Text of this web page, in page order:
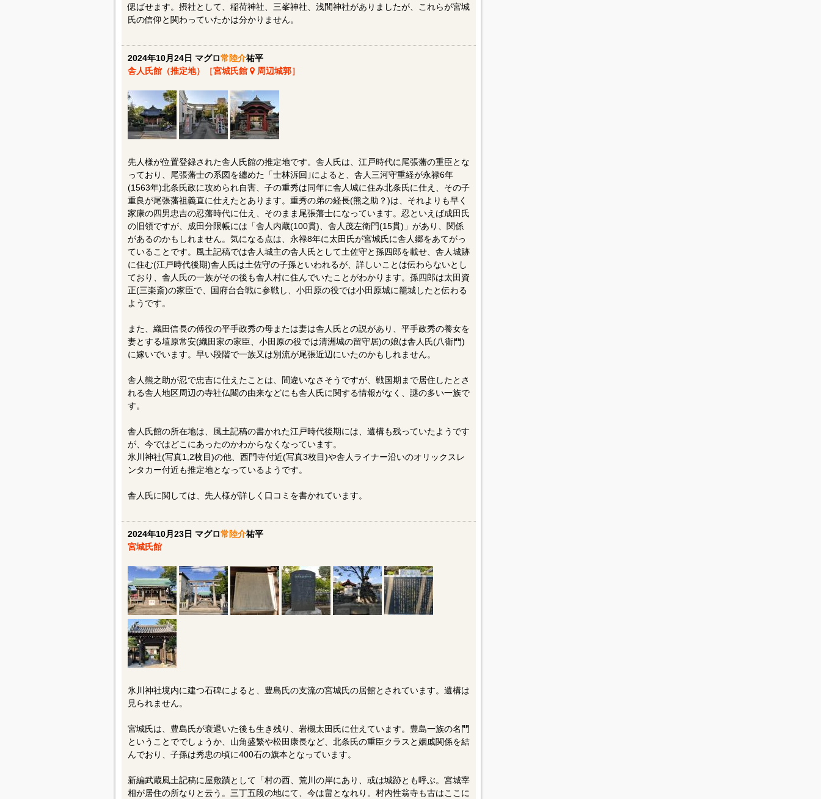
偲ばせます。摂社として、稲荷神社、三峯神社、浅間神社がありましたが、これらが宮城
氏の信仰と関わっていたかは分かりません。
2024年10月24日 マグロ常陸介祐平
舎人氏館（推定地）［宮城氏館
周辺城郭］
先人様が位置登録された舎人氏館の推定地です。舎人氏は、江戸時代に尾張藩の重臣とな
っており、尾張藩士の系図を纏めた「士林泝回｣によると、舎人三河守重経が永禄6年
(1563年)北条氏政に攻められ自害、子の重秀は同年に舎人城に住み北条氏に仕え、その子
重良が尾張藩祖義直に仕えたとあります。重秀の弟の経長(熊之助？)は、それよりも早く
家康の四男忠吉の忍藩時代に仕え、そのまま尾張藩士になっています。忍といえば成田氏
の旧領ですが、成田分限帳には「舎人内蔵(100貫)、舎人茂左衛門(15貫)」があり、関係
があるのかもしれません。気になる点は、永禄8年に太田氏が宮城氏に舎人郷をあてがっ
ていることです。風土記稿では舎人城主の舎人氏として土佐守と孫四郎を載せ、舎人城跡
に住む(江戸時代後期)舎人氏は土佐守の子孫といわれるが、詳しいことは伝わらないとし
ており、舎人氏の一族がその後も舎人村に住んでいたことがわかります。孫四郎は太田資
正(三楽斎)の家臣で、国府台合戦に参戦し、小田原の役では小田原城に籠城したと伝わる
ようです。
また、織田信長の傅役の平手政秀の母または妻は舎人氏との説があり、平手政秀の養女を
妻とする埴原常安(織田家の家臣、小田原の役では清洲城の留守居)の娘は舎人氏(八衛門)
に嫁いでいます。早い段階で一族又は別流が尾張近辺にいたのかもしれません。
舎人熊之助が忍で忠吉に仕えたことは、間違いなさそうですが、戦国期まで居住したとさ
れる舎人地区周辺の寺社仏閣の由来などにも舎人氏に関する情報がなく、謎の多い一族で
す。
舎人氏館の所在地は、風土記稿の書かれた江戸時代後期には、遺構も残っていたようです
が、今ではどこにあったのかわからなくなっています。
氷川神社(写真1,2枚目)の他、西門寺付近(写真3枚目)や舎人ライナー沿いのオリックスレ
ンタカー付近も推定地となっているようです。
舎人氏に関しては、先人様が詳しく口コミを書かれています。
2024年10月23日 マグロ常陸介祐平
宮城氏館
氷川神社境内に建つ石碑によると、豊島氏の支流の宮城氏の居館とされています。遺構は
見られません。
宮城氏は、豊島氏が衰退いた後も生き残り、岩槻太田氏に仕えています。豊島一族の名門
ということででしょうか、山角盛繁や松田康長など、北条氏の重臣クラスと姻戚関係を結
んでおり、子孫は秀忠の頃に400石の旗本となっています。
新編武蔵風土記稿に屋敷蹟として「村の西、荒川の岸にあり、或は城跡とも呼ぶ。宮城宰
相が居住の所なりと云う。三丁五段の地にて、今は畠となれり。村内性翁寺も古はここに